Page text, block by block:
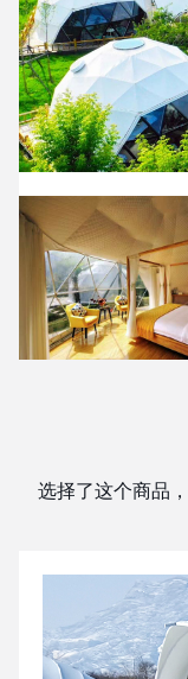
选择了这个商品